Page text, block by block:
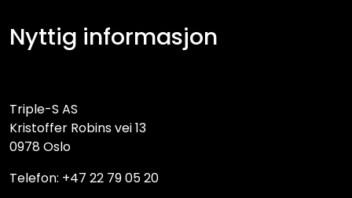
Nyttig informasjon
Triple-S AS
Kristoffer Robins vei 13
0978 Oslo
Telefon: +47 22 79 05 20